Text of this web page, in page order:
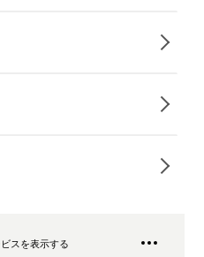
スを表示する